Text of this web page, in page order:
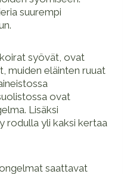
suurempi
syövät, ovat
muiden eläinten ruuat
ovat
Lisäksi
rodulla yli kaksi kertaa
saattavat